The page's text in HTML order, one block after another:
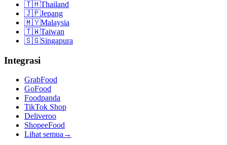
🇹🇭Thailand
🇯🇵Jepang
🇲🇾Malaysia
🇹🇼Taiwan
🇸🇬Singapura
Integrasi
GrabFood
GoFood
Foodpanda
TikTok Shop
Deliveroo
ShopeeFood
Lihat semua →